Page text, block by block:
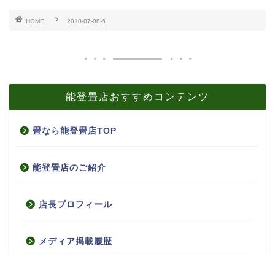
HOME 2010-07-08-5
能登畳店おすすめコンテンツ
畳なら能登畳店TOP
能登畳店のご紹介
店長プロフィール
メディア掲載履歴